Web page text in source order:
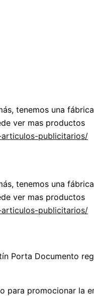
tenemos una
ver mas productos
publicitarios/
tenemos una
ver mas productos
publicitarios/
Porta Documento
promocionar la